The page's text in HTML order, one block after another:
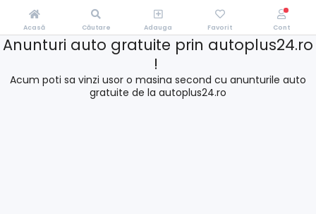
Anunturi auto gratuite prin autoplus24.ro
!
Acum poti sa vinzi usor o masina second cu anunturile auto
gratuite de la autoplus24.ro
Acasă Căutare Adauga Favorit Cont